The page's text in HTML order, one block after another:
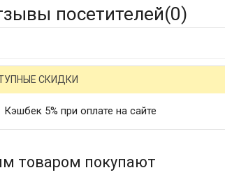
посетителей(0)
СКИДКИ
Кэшбек 5% при оплате на сайте
товаром покупают